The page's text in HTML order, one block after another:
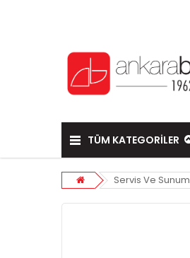
TÜM KATEGORİLER
Servis Ve Sunum